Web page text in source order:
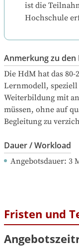
ist die
Hochschule
Anmerkung zu
Die HdM hat das
Lernmodell,
Weiterbildung mit
müssen, ohne auf
Begleitung zu
Dauer / Workload
Angebotsdauer: 3
Fristen und